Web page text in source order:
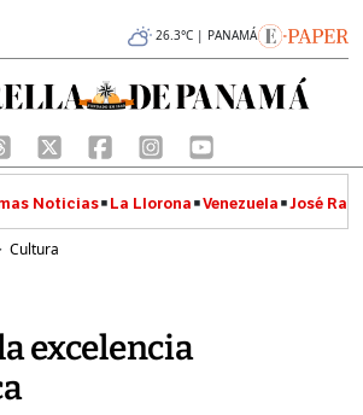
26.3°C | PANAMÁ
Noticias La Llorona Venezuela José
Cultura
excelencia